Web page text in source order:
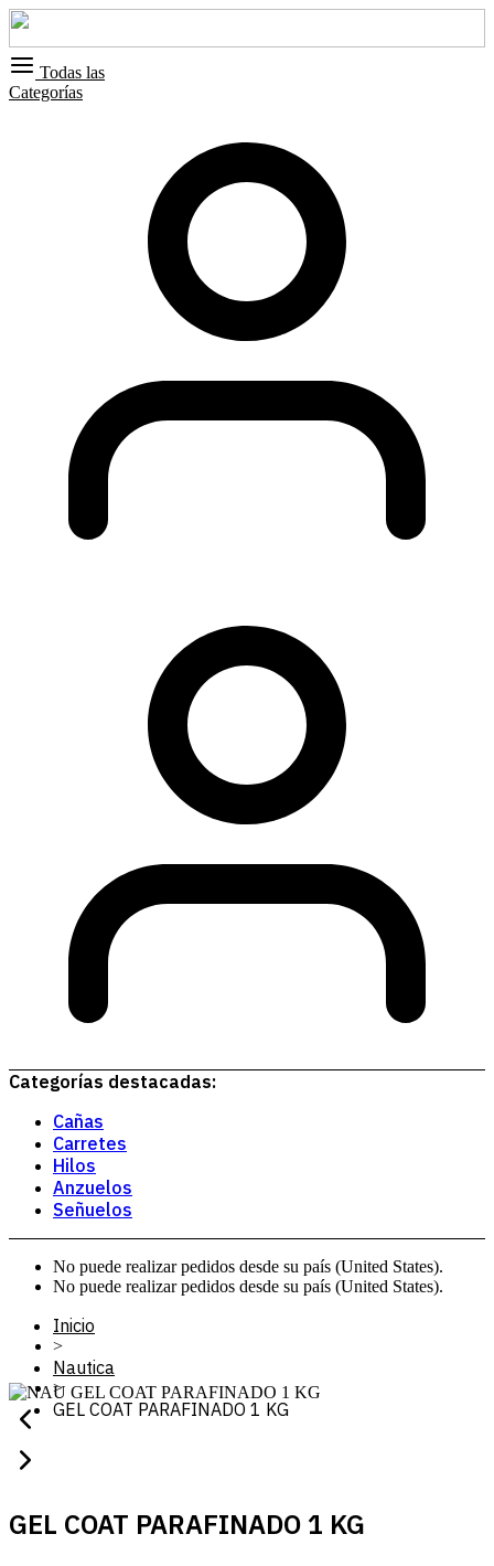
Todas las
Categorías
Categorías destacadas:
Cañas
Carretes
Hilos
Anzuelos
Señuelos
No puede realizar pedidos desde su país (United States).
No puede realizar pedidos desde su país (United States).
Inicio
>
Nautica
>
GEL COAT PARAFINADO 1 KG
GEL COAT PARAFINADO 1 KG